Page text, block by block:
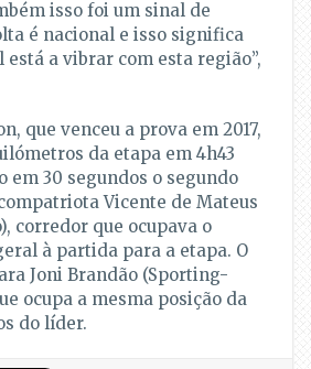
isso foi um sinal de
é nacional e isso significa
está a vibrar com esta região”,
que venceu a prova em 2017,
da etapa em 4h43
em 30 segundos o segundo
Vicente de Mateus
corredor que ocupava o
à partida para a etapa. O
Joni Brandão (Sporting-
ocupa a mesma posição da
do líder.